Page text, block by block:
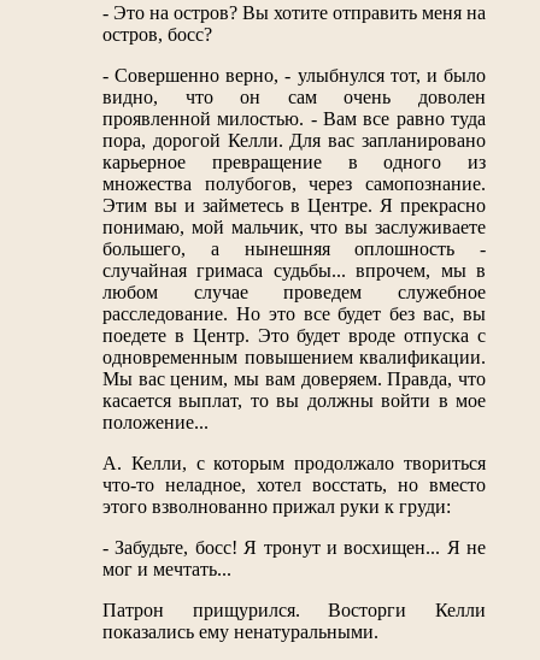
- Это на остров? Вы хотите отправить меня на
остров, босс?
- Совершенно верно, - улыбнулся тот, и было
видно, что он сам очень доволен
проявленной милостью. - Вам все равно туда
пора, дорогой Келли. Для вас запланировано
карьерное превращение в одного из
множества полубогов, через самопознание.
Этим вы и займетесь в Центре. Я прекрасно
понимаю, мой мальчик, что вы заслуживаете
большего, а нынешняя оплошность -
случайная гримаса судьбы... впрочем, мы в
любом случае проведем служебное
расследование. Но это все будет без вас, вы
поедете в Центр. Это будет вроде отпуска с
одновременным повышением квалификации.
Мы вас ценим, мы вам доверяем. Правда, что
касается выплат, то вы должны войти в мое
положение...
А. Келли, с которым продолжало твориться
что-то неладное, хотел восстать, но вместо
этого взволнованно прижал руки к груди:
- Забудьте, босс! Я тронут и восхищен... Я не
мог и мечтать...
Патрон прищурился. Восторги Келли
показались ему ненатуральными.